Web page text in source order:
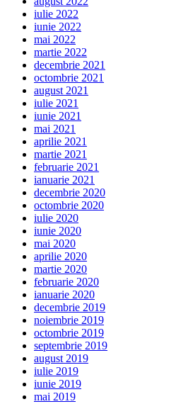
iulie 2022
iunie 2022
mai 2022
martie 2022
decembrie 2021
octombrie 2021
august 2021
iulie 2021
iunie 2021
mai 2021
aprilie 2021
martie 2021
februarie 2021
ianuarie 2021
decembrie 2020
octombrie 2020
iulie 2020
iunie 2020
mai 2020
aprilie 2020
martie 2020
februarie 2020
ianuarie 2020
decembrie 2019
noiembrie 2019
octombrie 2019
septembrie 2019
august 2019
iulie 2019
iunie 2019
mai 2019